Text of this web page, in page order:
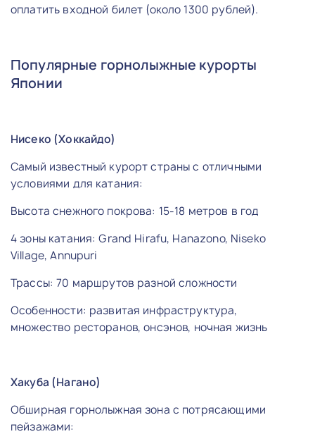
оплатить входной билет (около 1300 рублей).
Популярные горнолыжные курорты
Японии
Нисеко (Хоккайдо)
Самый известный курорт страны с отличными
условиями для катания:
Высота снежного покрова: 15-18 метров в год
4 зоны катания: Grand Hirafu, Hanazono, Niseko
Village, Annupuri
Трассы: 70 маршрутов разной сложности
Особенности: развитая инфраструктура,
множество ресторанов, онсэнов, ночная жизнь
Хакуба (Нагано)
Обширная горнолыжная зона с потрясающими
пейзажами: